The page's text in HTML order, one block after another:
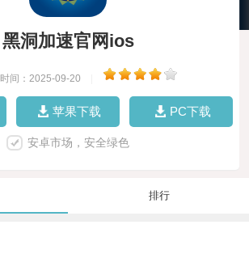
黑洞加速官网ios
时间：2025-09-20
苹果下载 PC下载
安卓市场，安全绿色
排行